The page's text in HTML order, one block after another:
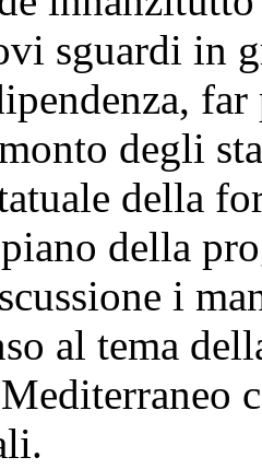
sguardi in
degli
della
della
i
al tema